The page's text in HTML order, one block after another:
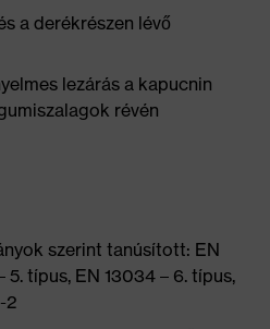
a derékrészen lévő
lezárás a kapucnin
révén
szerint tanúsított: EN
5. típus, EN 13034 – 6. típus,
2